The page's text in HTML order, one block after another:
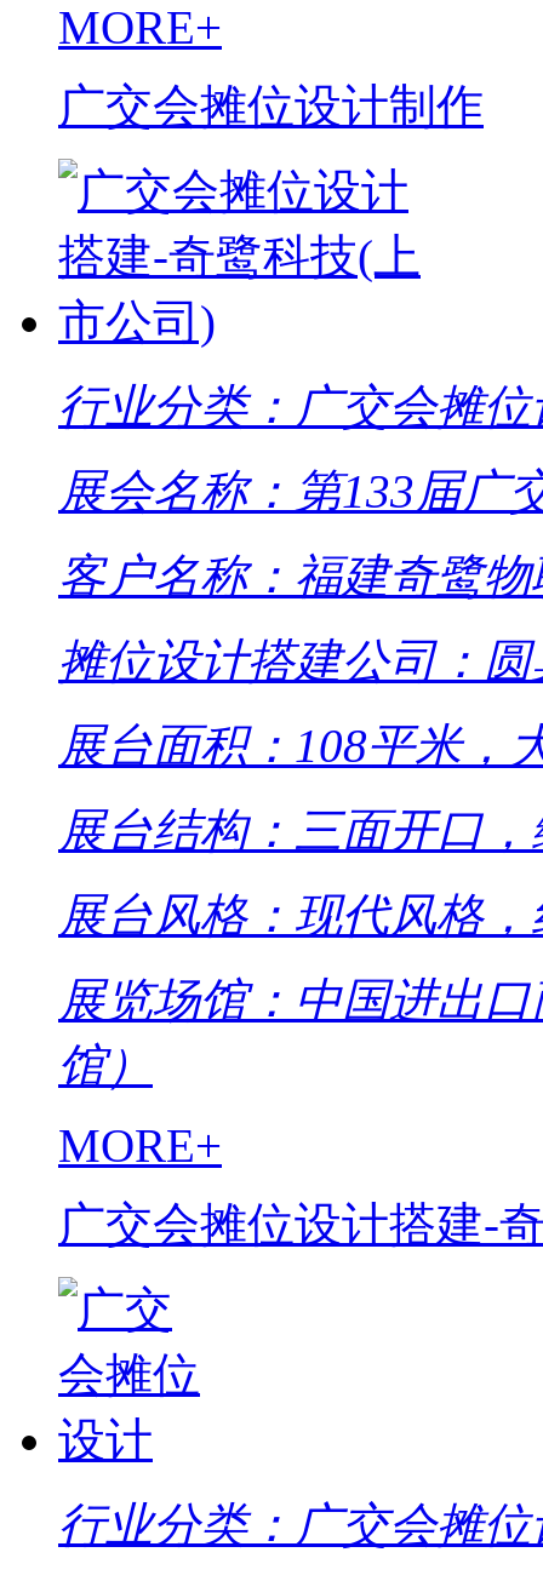
MORE+
广交会摊位设计制作
行业分类：广交会摊
展会名称：第133届广
客户名称：福建奇鹭
摊位设计搭建公司：
展台面积：108平米，
展台结构：三面开口
展台风格：现代风格
展览场馆：中国进出
馆）
MORE+
广交会摊位设计搭建-
行业分类：广交会摊位